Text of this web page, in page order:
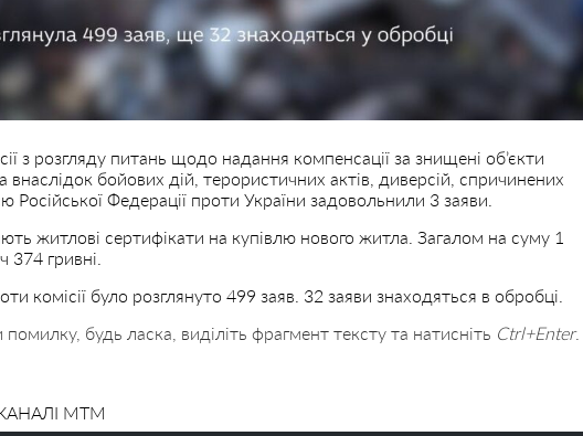
з розгляду питань щодо надання компенсації за знищені об’єкти
внаслідок бойових дій, терористичних актів, диверсій, спричинених
Російської Федерації проти України задовольнили 3 заяви.
житлові сертифікати на купівлю нового житла. Загалом на суму 1
374 гривні.
комісії було розглянуто 499 заяв. 32 заяви знаходяться в обробці.
будь ласка, виділіть фрагмент тексту та натисніть Ctrl+Enter.
MTM